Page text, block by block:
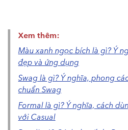
Xem thêm:
Màu xanh ngọc bích là gì? Ý
đẹp và ứng dụng
Swag là gì? Ý nghĩa, phong
chuẩn Swag
Formal là gì? Ý nghĩa, cách
với Casual